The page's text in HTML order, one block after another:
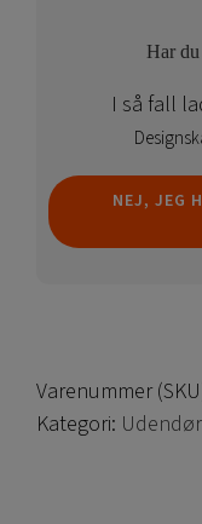
Har
I så fall
NEJ, JEG
Varenummer
Kategori: